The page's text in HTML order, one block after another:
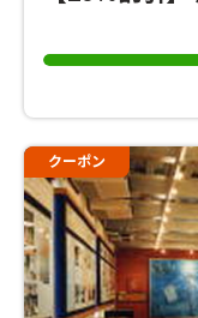
クーポン